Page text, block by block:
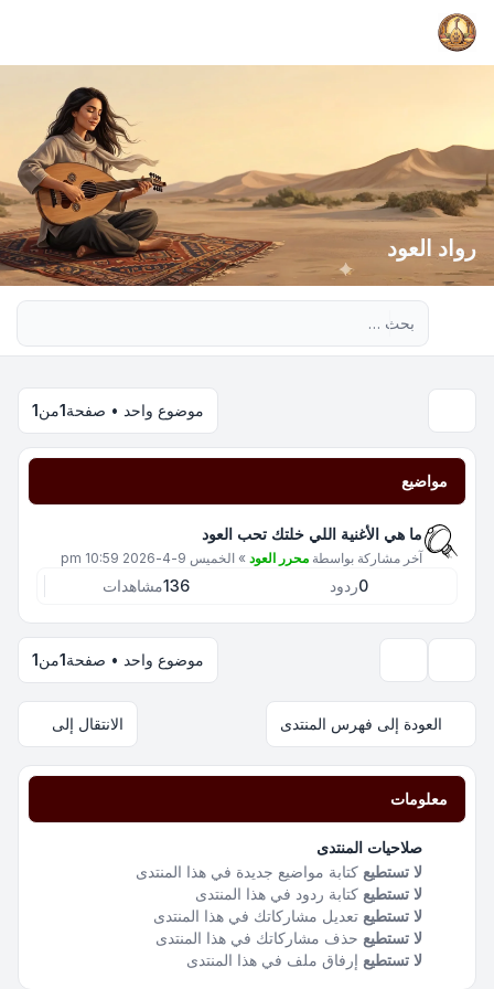
رواد العود
موضوع واحد • صفحة1من1
مواضيع
ما هي الأغنية اللي خلتك تحب العود
آخر مشاركة بواسطة محرر العود » الخميس 9-4-2026 10:59 pm
0ردود 136مشاهدات
موضوع واحد • صفحة1من1
العودة إلى فهرس المنتدى الانتقال إلى
معلومات
صلاحيات المنتدى
لا تستطيع كتابة مواضيع جديدة في هذا المنتدى
لا تستطيع كتابة ردود في هذا المنتدى
لا تستطيع تعديل مشاركاتك في هذا المنتدى
لا تستطيع حذف مشاركاتك في هذا المنتدى
لا تستطيع إرفاق ملف في هذا المنتدى